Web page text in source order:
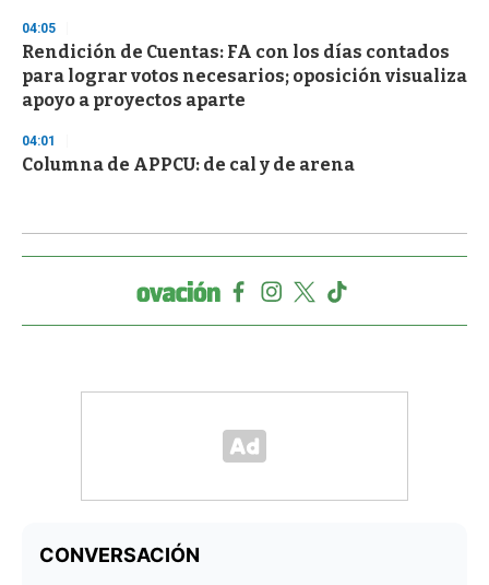
04:05
Rendición de Cuentas: FA con los días contados
para lograr votos necesarios; oposición visualiza
apoyo a proyectos aparte
04:01
Columna de APPCU: de cal y de arena